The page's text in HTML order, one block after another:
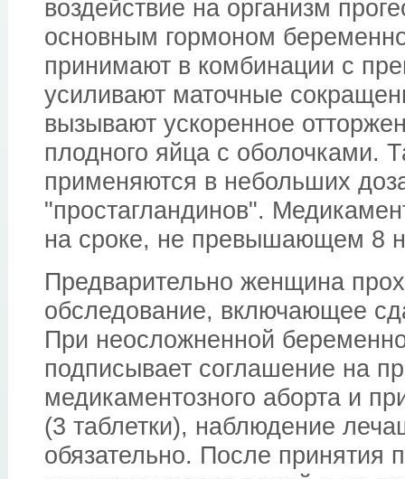
воздействие на организм
основным гормоном
принимают в комбинации с
усиливают маточные
вызывают ускоренное
плодного яйца с оболочками.
применяются в небольших
"простагландинов".
на сроке, не превышающем 8
Предварительно женщина
обследование, включающее
При неосложненной
подписывает соглашение на
медикаментозного аборта и
(3 таблетки), наблюдение
обязательно. После принятия